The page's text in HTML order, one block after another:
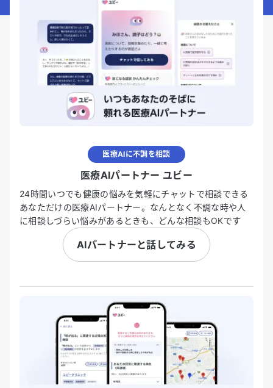
医療AIに不調を相談
医療AIパートナー ユビー
24時間いつでも健康の悩みを気軽にチャットで相談できる
あなただけの医療AIパートナー。なんとなく不調な時や人
に相談しづらい悩みがあるときも、どんな相談もOKです
AIパートナーと話してみる